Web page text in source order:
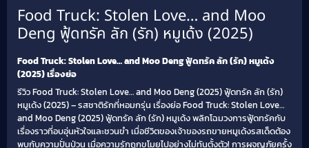
Food Truck: Stolen Love… and Moo
Deng ฟู้ดทรัค ลัก (รัก) หมูเด้ง (2025)
Food Truck: Stolen Love… and Moo Deng ฟู้ดทรัค ลัก (รัก) หมูเด้ง
(2025) เรื่องย่อ
รีวิว Food Truck: Stolen Love… and Moo Deng (2025) ฟู้ดทรัค ลัก (รัก)
หมูเด้ง (2025) – รสชาติรักที่หอมกรุ่น เรื่องย่อ Food Truck: Stolen Love…
and Moo Deng (2025) ฟู้ดทรัค ลัก (รัก) หมูเด้ง พลิกโฉมวงการฟู้ดทรัคกับ
เรื่องราวที่อบอุ่นหัวใจและชวนขำ เมื่อชีวิตของเจ้าของรถขายหมูเด้งรสเด็ดต้อง
พบกับความปั่นป่วน เมื่อความรักถูกขโมยไปอย่างไม่ทันตั้งตัว! การผจญภัยครั้ง